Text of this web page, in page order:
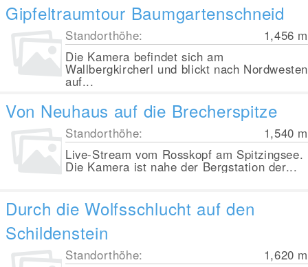
Gipfeltraumtour Baumgartenschneid
Standorthöhe: 1,456 m
Die Kamera befindet sich am
Wallbergkircherl und blickt nach Nordwesten
auf...
Von Neuhaus auf die Brecherspitze
Standorthöhe: 1,540 m
Live-Stream vom Rosskopf am Spitzingsee.
Die Kamera ist nahe der Bergstation der...
Durch die Wolfsschlucht auf den
Schildenstein
Standorthöhe: 1,620 m